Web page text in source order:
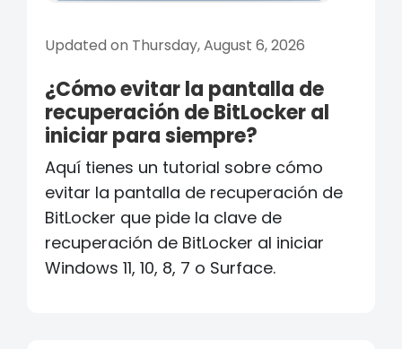
Updated on Thursday, August 6, 2026
¿Cómo evitar la pantalla de
recuperación de BitLocker al
iniciar para siempre?
Aquí tienes un tutorial sobre cómo
evitar la pantalla de recuperación de
BitLocker que pide la clave de
recuperación de BitLocker al iniciar
Windows 11, 10, 8, 7 o Surface.